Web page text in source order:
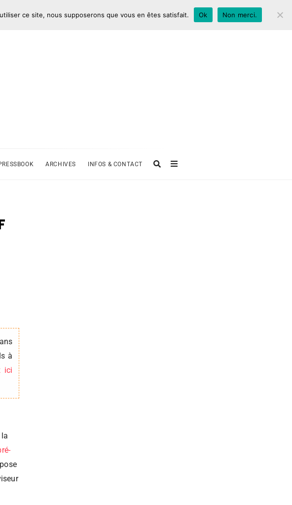
ARCHIVES INFOS & CONTACT
à
ici
ce site, nous supposerons que vous en êtes satisfait. Ok Non merci.